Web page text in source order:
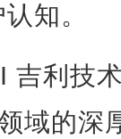
知。
吉利技
域的深